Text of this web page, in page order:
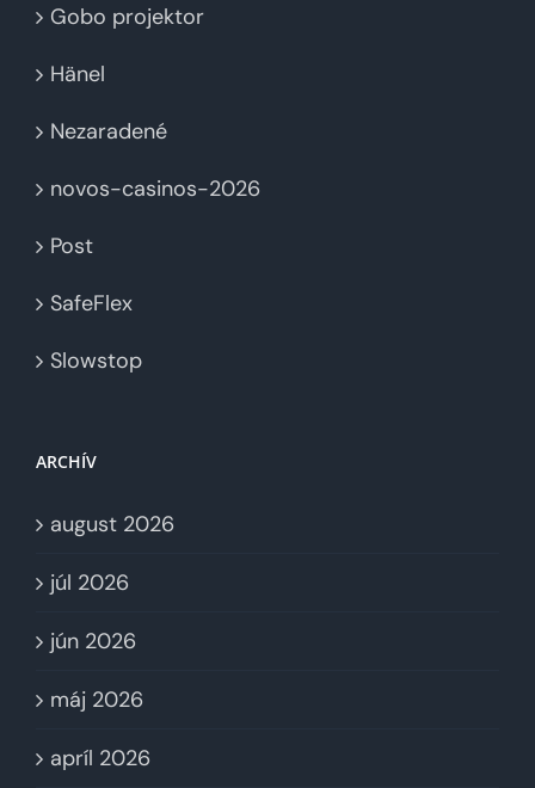
Gobo projektor
Hänel
Nezaradené
novos-casinos-2026
Post
SafeFlex
Slowstop
ARCHÍV
august 2026
júl 2026
jún 2026
máj 2026
apríl 2026